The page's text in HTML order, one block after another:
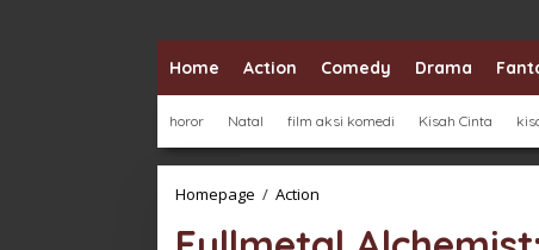
Home Action Comedy Drama
horor Natal film aksi komedi Kisah Cinta
Homepage / Action
The